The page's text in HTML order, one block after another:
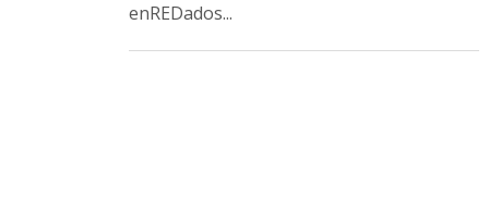
enREDados...